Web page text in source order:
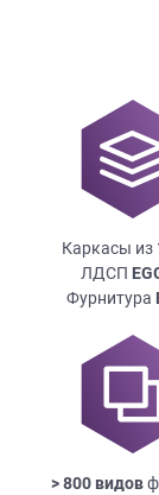
Каркасы из
ЛДСП
Фурнитура
> 800 видов